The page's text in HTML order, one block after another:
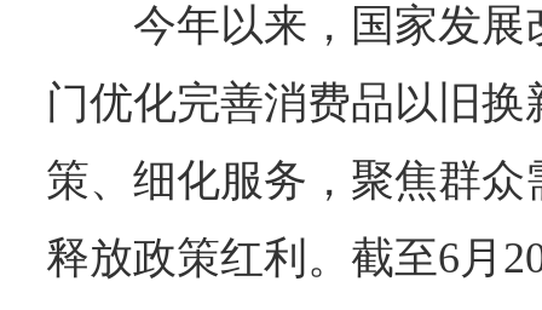
今年以来，国家发
门优化完善消费品以旧
策、细化服务，聚焦群
释放政策红利。截至6月